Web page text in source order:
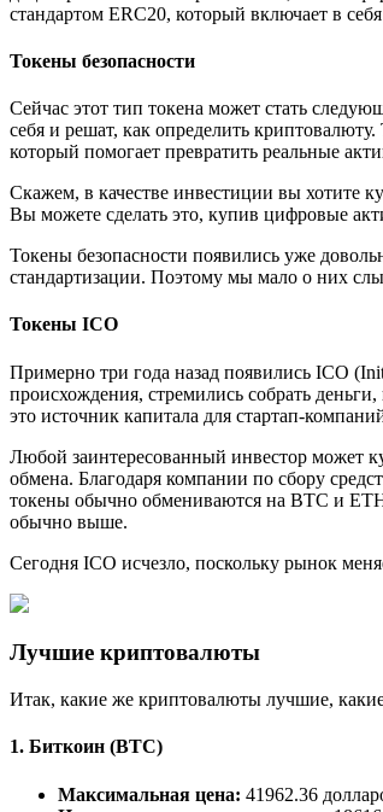
стандартом ERC20, который включает в
Токены безопасности
Сейчас этот тип токена может стать
себя и решат, как определить
который помогает превратить реальные
Скажем, в качестве инвестиции вы хотите
Вы можете сделать это, купив цифровые
Токены безопасности появились уже
стандартизации. Поэтому мы мало о них
Токены ICO
Примерно три года назад появились ICO
происхождения, стремились собрать
это источник капитала для стартап-
Любой заинтересованный инвестор может
обмена. Благодаря компании по сбору
токены обычно обмениваются на BTC и
обычно выше.
Сегодня ICO исчезло, поскольку рынок
Лучшие криптовалюты
Итак, какие же криптовалюты лучшие,
1. Биткоин (BTC)
Максимальная цена: 41962.36